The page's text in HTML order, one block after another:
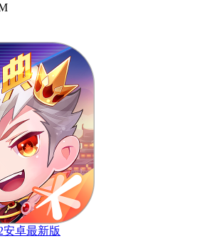
安卓最新版